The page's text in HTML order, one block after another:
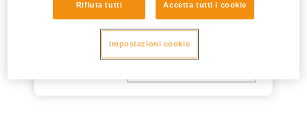
Rifiuta tutti Accetta tutti i cookie
Impostazioni cookie